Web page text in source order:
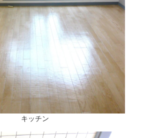
キッチン